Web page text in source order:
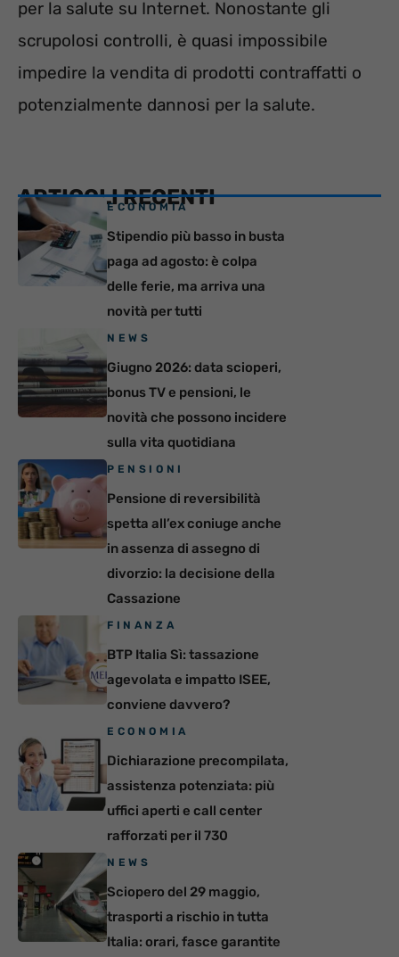
per la salute su Internet. Nonostante gli
scrupolosi controlli, è quasi impossibile
impedire la vendita di prodotti contraffatti o
potenzialmente dannosi per la salute.
ARTICOLI RECENTI
ECONOMIA
Stipendio più basso in busta
paga ad agosto: è colpa
delle ferie, ma arriva una
novità per tutti
NEWS
Giugno 2026: data scioperi,
bonus TV e pensioni, le
novità che possono incidere
sulla vita quotidiana
PENSIONI
Pensione di reversibilità
spetta all’ex coniuge anche
in assenza di assegno di
divorzio: la decisione della
Cassazione
FINANZA
BTP Italia Sì: tassazione
agevolata e impatto ISEE,
conviene davvero?
ECONOMIA
Dichiarazione precompilata,
assistenza potenziata: più
uffici aperti e call center
rafforzati per il 730
NEWS
Sciopero del 29 maggio,
trasporti a rischio in tutta
Italia: orari, fasce garantite